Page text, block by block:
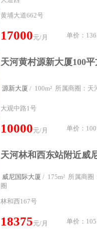
黄埔大道662号
17000元/月 单价：136
源新大厦 / 100m² 所属商圈：天
大观中路1号
10000元/月 单价：100
威尼国际大厦 / 175m² 所属商圈
圈
林和西167号
18375元/月 单价：105